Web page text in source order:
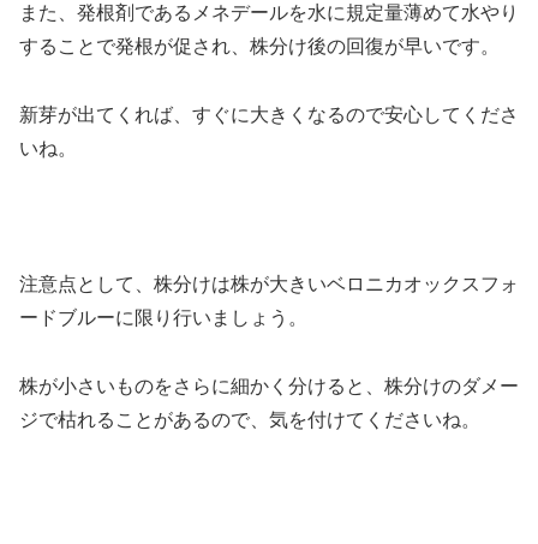
また、発根剤であるメネデールを水に規定量薄めて水やり
することで発根が促され、株分け後の回復が早いです。
新芽が出てくれば、すぐに大きくなるので安心してくださ
いね。
注意点として、株分けは株が大きいベロニカオックスフォ
ードブルーに限り行いましょう。
株が小さいものをさらに細かく分けると、株分けのダメー
ジで枯れることがあるので、気を付けてくださいね。